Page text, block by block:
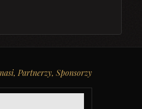
Partnerzy, Sponsorzy